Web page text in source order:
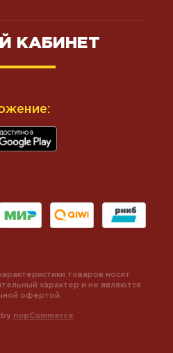
КАБИНЕТ
by nopCommerce
товаров носят
характер и не являются
офертой.